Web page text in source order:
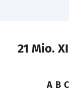
21 Mio.
A B C